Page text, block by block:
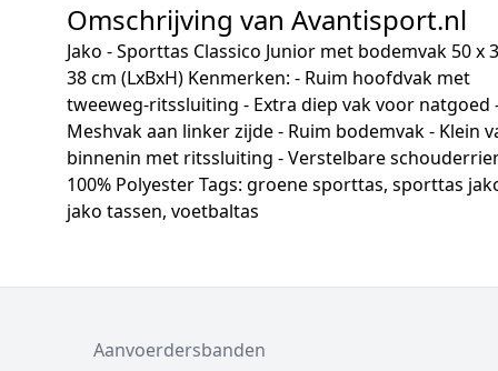
Omschrijving van Avantisport.nl
Jako - Sporttas Classico Junior met bodemvak 50 x
38 cm (LxBxH) Kenmerken: - Ruim hoofdvak met
tweeweg-ritssluiting - Extra diep vak voor natgoed
Meshvak aan linker zijde - Ruim bodemvak - Klein
binnenin met ritssluiting - Verstelbare
100% Polyester Tags: groene sporttas, sporttas
jako tassen, voetbaltas
Aanvoerdersbanden